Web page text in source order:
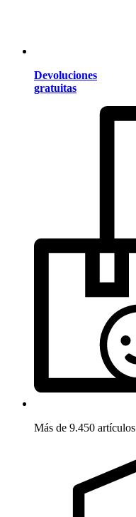
Devoluciones
gratuitas
Más de 9.450 artículos